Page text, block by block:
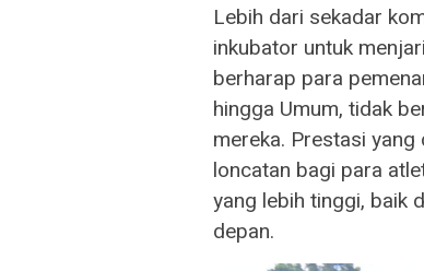
Lebih dari sekadar
inkubator untuk
berharap para
hingga Umum, tidak
mereka. Prestasi
loncatan bagi para
yang lebih tinggi, baik
depan.